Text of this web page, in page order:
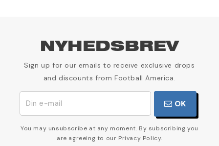
NYHEDSBREV
Sign up for our emails to receive exclusive drops
and discounts from Football America.
OK
You may unsubscribe at any moment. By subscribing you
are agreeing to our Privacy Policy.